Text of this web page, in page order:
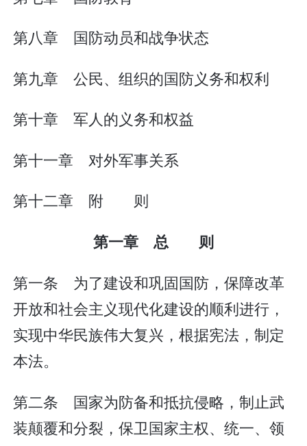
第八章 国防动员和战争状态
第九章 公民、组织的国防义务和权利
第十章 军人的义务和权益
第十一章 对外军事关系
第十二章 附 则
第一章 总 则
第一条 为了建设和巩固国防，保障改革
开放和社会主义现代化建设的顺利进行，
实现中华民族伟大复兴，根据宪法，制定
本法。
第二条 国家为防备和抵抗侵略，制止武
装颠覆和分裂，保卫国家主权、统一、领